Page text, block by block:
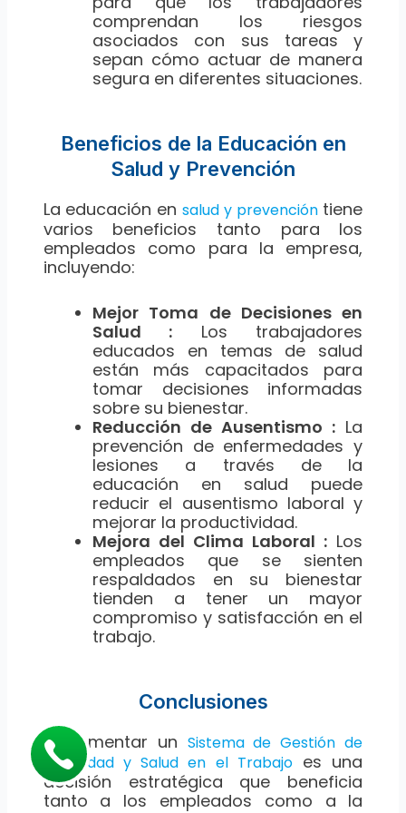
comprendan los riesgos
asociados con sus tareas y
sepan cómo actuar de manera
segura en diferentes situaciones.
Beneficios de la Educación en
Salud y Prevención
La educación en salud y prevencióntiene
varios beneficios tanto para los
empleados como para la empresa,
incluyendo:
Mejor Toma de Decisiones en
Salud : Los trabajadores
educados en temas de salud
están más capacitados para
tomar decisiones informadas
sobre su bienestar.
Reducción de Ausentismo : La
prevención de enfermedades y
lesiones a través de la
educación en salud puede
reducir el ausentismo laboral y
mejorar la productividad.
Mejora del Clima Laboral : Los
empleados que se sienten
respaldados en su bienestar
tienden a tener un mayor
compromiso y satisfacción en el
trabajo.
Conclusiones
Implementar un Sistema de Gestión de
Seguridad y Salud en el Trabajoes una
decisión estratégica que beneficia
tanto a los empleados como a la